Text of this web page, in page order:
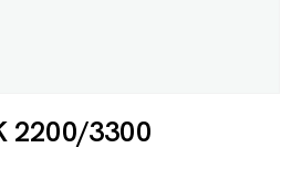
2200/3300